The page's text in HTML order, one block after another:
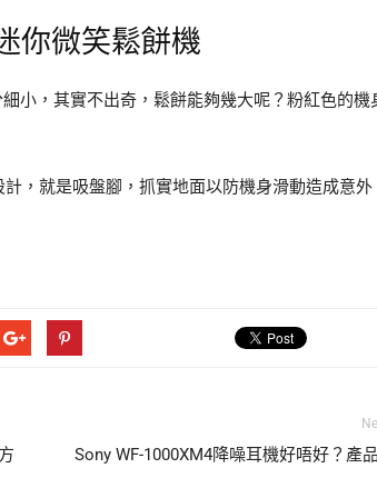
你微笑鬆餅機
小，其實不出奇，鬆餅能夠幾大呢？粉紅色的機
，就是吸盤腳，抓實地面以防機身滑動造成意外
Sony WF-1000XM4降噪耳機好唔好？產